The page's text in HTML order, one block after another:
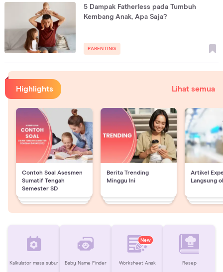
5 Dampak Fatherless pada Tumbuh
Kembang Anak, Apa Saja?
PARENTING
Highlights Lihat semua
Contoh Soal Asesmen
Sumatif Tengah
Semester SD
Berita Trending
Minggu Ini
Artikel
Langsung
Kalkulator masa subur Baby Name Finder
New
Worksheet Anak Resep